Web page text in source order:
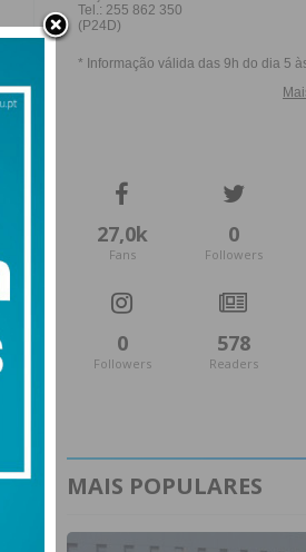
27,0k
Fans
0
Followers
0
Followers
578
Readers
MAIS POPULARES